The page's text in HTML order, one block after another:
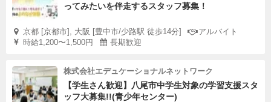
ってみたいを伴走するスタッフ募集！
京都 [京都市], 大阪 [豊中市/少路駅 徒歩14分]
アルバイト
時給1,200〜1,500円
長期歓迎
株式会社エデュケーショナルネットワーク
【学生さん歓迎】八尾市中学生対象の学習支援スタ
ッフ大募集!!(青少年センター)